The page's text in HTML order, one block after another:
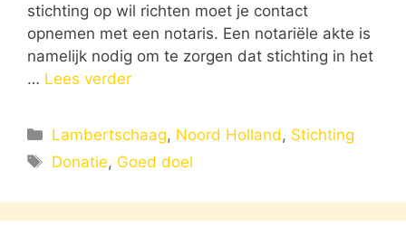
stichting op wil richten moet je contact
opnemen met een notaris. Een notariële akte is
namelijk nodig om te zorgen dat stichting in het
… Lees verder
Categorieën
Lambertschaag, Noord Holland , Stichting
Tags
Donatie, Goed doel